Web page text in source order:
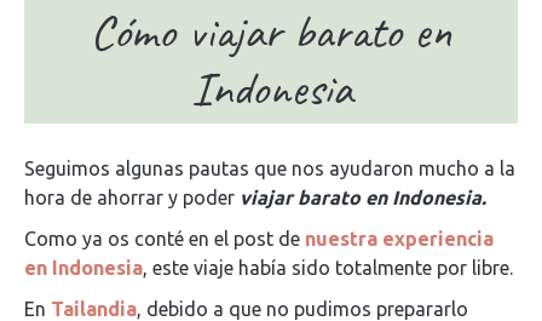
Cómo viajar barato en
Indonesia
Seguimos algunas pautas que nos ayudaron mucho a la
hora de ahorrar y poder viajar barato en Indonesia.
Como ya os conté en el post de nuestra experiencia
en Indonesia, este viaje había sido totalmente por libre.
En Tailandia, debido a que no pudimos prepararlo